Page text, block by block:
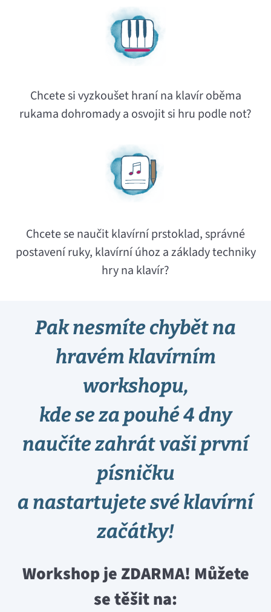
Chcete si vyzkoušet hraní na klavír oběma
rukama dohromady a osvojit si hru podle not?
Chcete se naučit klavírní prstoklad, správné
postavení ruky, klavírní úhoz a základy techniky
hry na klavír?
Pak nesmíte chybět na
hravém klavírním
workshopu,
kde se za pouhé 4 dny
naučíte zahrát vaši první
písničku
a nastartujete své klavírní
začátky!
Workshop je ZDARMA! Můžete
se těšit na: